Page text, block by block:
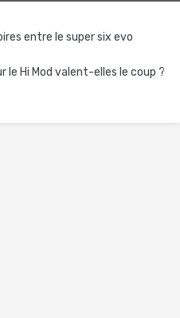
entre le super six evo
le Hi Mod valent-elles le coup ?